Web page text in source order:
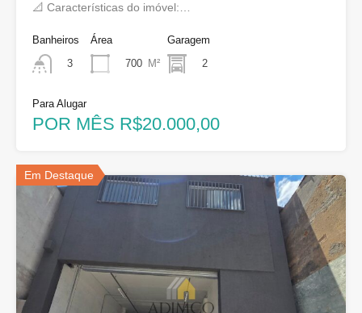
📐 Características do imóvel:…
Banheiros
3
Área
700 M²
Garagem
2
Para Alugar
POR MÊS R$20.000,00
Em Destaque